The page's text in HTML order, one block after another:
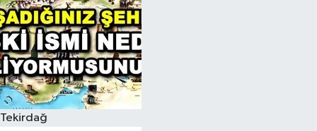
Tekirdağ